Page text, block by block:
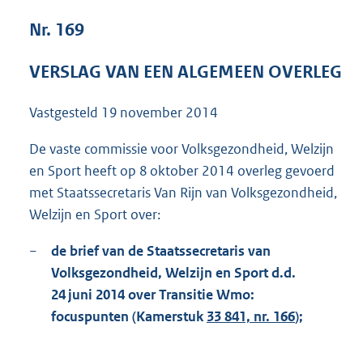
:
7
b
Nr. 169
VERSLAG VAN EEN ALGEMEEN OVERLEG
Vastgesteld 19 november 2014
De vaste commissie voor Volksgezondheid, Welzijn
en Sport heeft op 8 oktober 2014 overleg gevoerd
met Staatssecretaris Van Rijn van Volksgezondheid,
Welzijn en Sport over:
−
de brief van de Staatssecretaris van
Volksgezondheid, Welzijn en Sport d.d.
24 juni 2014 over Transitie Wmo:
focuspunten (Kamerstuk 33 841, nr. 166);